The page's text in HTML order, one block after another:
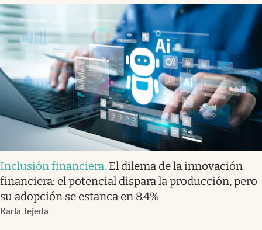
Inclusión financiera. El dilema de la innovación
financiera: el potencial dispara la producción, pero
su adopción se estanca en 8.4%
Karla Tejeda